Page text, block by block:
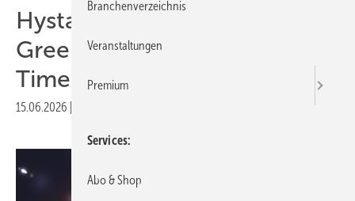
Hystar erreicht Platz 81 im
GreenTech-Ranking von
Time und Statista
15.06.2026
Branchenverzeichnis
Veranstaltungen
Premium
Services
Abo & Shop